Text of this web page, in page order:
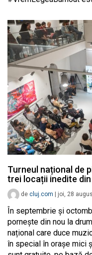
Turneul național de
trei locații inedite
de cluj.com joi, 28
În septembrie și
pornește din nou la
național care duce
în special în orașe mici